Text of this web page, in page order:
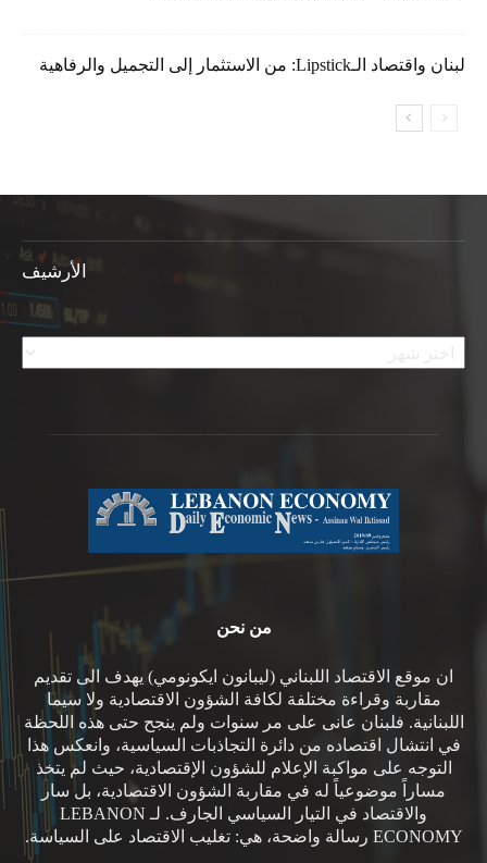
لبنان واقتصاد الـLipstick: من الاستثمار إلى التجميل والرفاهية
الأرشيف
الأرشيف
من نحن
ان موقع الاقتصاد اللبناني (ليبانون ايكونومي) يهدف الى تقديم
مقاربة وقراءة مختلفة لكافة الشؤون الاقتصادية ولا سيما
اللبنانية. فلبنان عانى على مر سنوات ولم ينجح حتى هذه اللحظة
في انتشال اقتصاده من دائرة التجاذبات السياسية، وانعكس هذا
التوجه على مواكبة الإعلام للشؤون الإقتصادية، حيث لم يتخذ
مساراً موضوعياً له في مقاربة الشؤون الاقتصادية، بل سار
والاقتصاد في التيار السياسي الجارف. لـ LEBANON
ECONOMY رسالة واضحة، هي: تغليب الاقتصاد على السياسة.